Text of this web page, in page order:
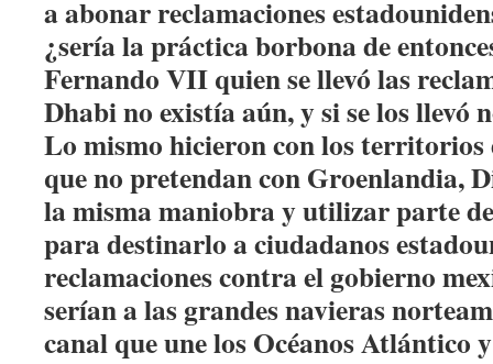
a abonar reclamaciones
¿sería la práctica borbona de
Fernando VII quien se llevó las
Dhabi no existía aún, y si se los llevó
Lo mismo hicieron con los territorios
que no pretendan con Groenlandia,
la misma maniobra y utilizar parte de
para destinarlo a ciudadanos
reclamaciones contra el gobierno
serían a las grandes navieras
canal que une los Océanos Atlántico